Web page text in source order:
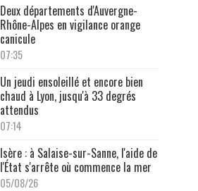
Deux départements d'Auvergne-
Rhône-Alpes en vigilance orange
canicule
07:35
Un jeudi ensoleillé et encore bien
chaud à Lyon, jusqu'à 33 degrés
attendus
07:14
Isère : à Salaise-sur-Sanne, l'aide de
l'État s'arrête où commence la mer
05/08/26